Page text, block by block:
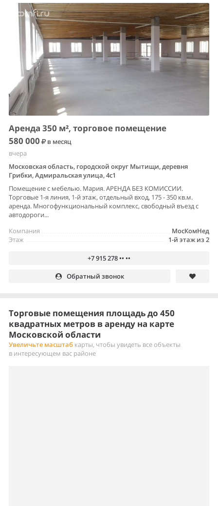
Аренда 350 м², торговое помещение
580 000
в месяц
вчера
Московская область, городской округ Мытищи, деревня
Грибки, Адмиральская улица, 4с1
Помещение с мебелью. Мария. АРЕНДА БЕЗ КОМИССИИ.
Торговые 1-я линия, 1-й этаж, отдельный вход, 175 - 350 кв.м.
аренда. Многофункциональный комплекс, свободный въезд с
автодороги...
МосКомНед
Компания
1-й этаж из 2
Этаж
+7 915 278 •• ••
Обратный звонок
Торговые помещения площадь до 450
квадратных метров в аренду на карте
Московской области
Увеличьте масштаб карты, чтобы увидеть все объекты
в интересующем вас районе